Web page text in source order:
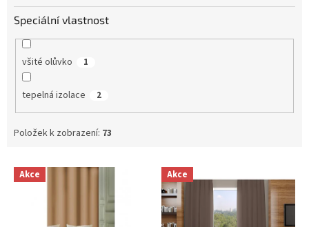
Speciální vlastnost
všité olůvko 1
tepelná izolace 2
Položek k zobrazení: 73
V Akce Akce